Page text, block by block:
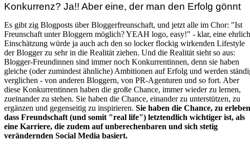
Konkurrenz? Ja!! Aber eine, der man den Erfolg gönnt
Es gibt zig Blogposts über Bloggerfreunschaft, und jetzt alle im Chor: "Ist
Freunschaft unter Bloggern möglich? YEAH logo, easy!" - klar, eine
Einschätzung würde ja auch ach den so locker flockig wirkenden Lifestyle
der Blogger zu sehr in die Realität ziehen. Und die Realität sieht so aus:
Blogger-Freundinnen sind immer noch Konkurrentinnen, denn sie haben
gleiche (oder zumindest ähnliche) Ambitionen auf Erfolg und werden
verglichen - von anderen Bloggern, von PR-Agenturen und so fort. Aber
diese Konkurrentinnen haben die große Chance, immer wieder zu lernen,
zueinander zu stehen. Sie haben die Chance, einander zu unterstützen, zu
ergänzen und gegenseitig zu inspirieren. Sie haben die Chance, zu
dass Freundschaft (und somit "real life") letztendlich wichtiger ist, als
eine Karriere, die zudem auf unberechenbaren und sich stetig
verändernden Social Media basiert.